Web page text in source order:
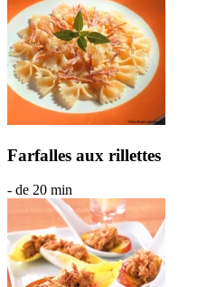
Farfalles aux rillettes
- de 20 min